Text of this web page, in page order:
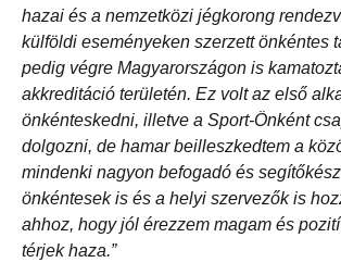
hazai és a nemzetközi jégkorong
külföldi eseményeken szerzett önkéntes
pedig végre Magyarországon is
akkreditáció területén. Ez volt az első
önkénteskedni, illetve a Sport-Önként
dolgozni, de hamar beilleszkedtem a
mindenki nagyon befogadó és
önkéntesek is és a helyi szervezők is
ahhoz, hogy jól érezzem magam és
térjek haza.”